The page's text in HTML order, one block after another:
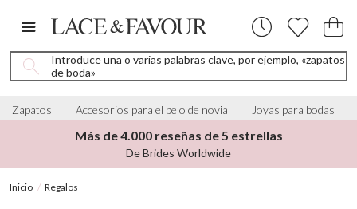
Introduce una o varias palabras clave, por ejemplo, «zapatos
de boda»
Zapatos Accesorios para el pelo de novia Joyas para bodas
Más de 4.000 reseñas de 5 estrellas
De Brides Worldwide
Inicio Regalos